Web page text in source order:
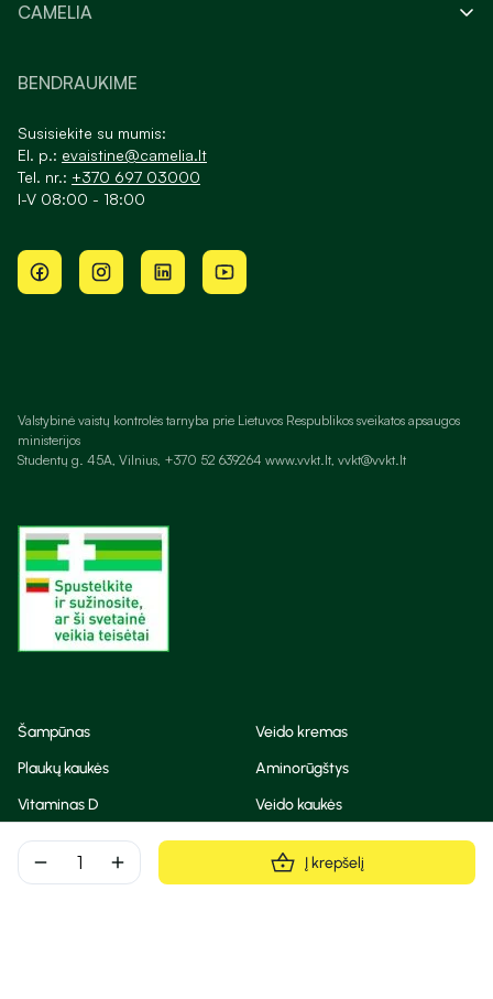
remove add Į krepšelį
CAMELIA
BENDRAUKIME
Susisiekite su mumis:
El. p.: evaistine@camelia.lt
Tel. nr.: +370 697 03000
I-V 08:00 - 18:00
Valstybinė vaistų kontrolės tarnyba prie Lietuvos Respublikos sveikatos apsaugos
ministerijos
Studentų g. 45A, Vilnius, +370 52 639264 www.vvkt.lt, vvkt@vvkt.lt
Šampūnas
Veido kremas
Plaukų kaukės
Aminorūgštys
Vitaminas D
Veido kaukės
Korėjietiška kosmetika
Eteriniai aliejai
Dezodorantas
BB ir CC kremas